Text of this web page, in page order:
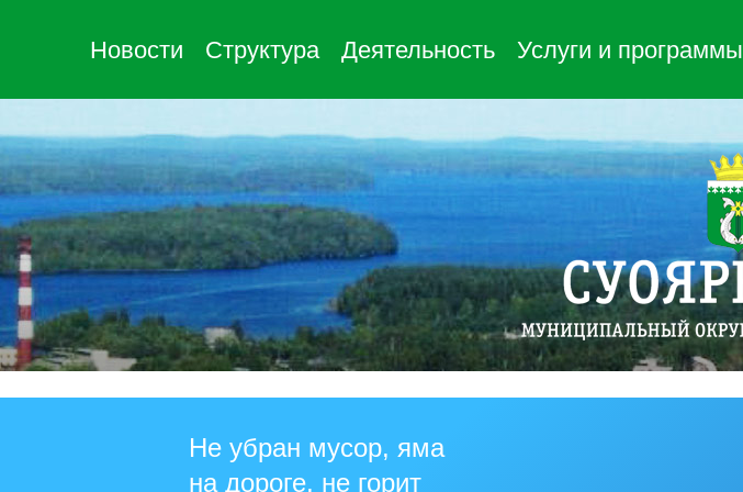
Новости Структура Деятельность Услуги и программы
Не убран мусор, яма
на дороге, не горит